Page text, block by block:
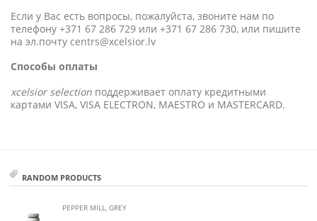
Если у Вас есть вопросы, пожалуйста, звоните нам по
телефону +371 67 286 729 или +371 67 286 730, или пишите
на эл.почту centrs@xcelsior.lv
Способы оплаты
xcelsior selection поддерживает оплату кредитными
картами VISA, VISA ELECTRON, MAESTRO и MASTERCARD.
RANDOM PRODUCTS
PEPPER MILL, GREY